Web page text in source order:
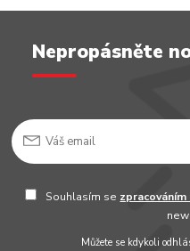
Nepropásněte
Souhlasím se
Můžete se kdykoli